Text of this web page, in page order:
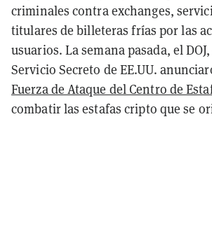
criminales contra exchanges,
titulares de billeteras frías por las
usuarios. La semana pasada, el
Servicio Secreto de EE.UU.
Fuerza de Ataque del Centro de
combatir las estafas cripto que se